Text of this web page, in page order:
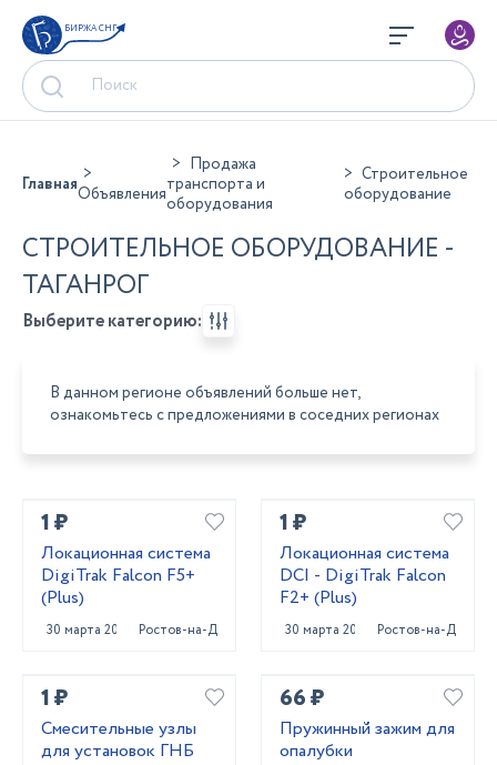
БИРЖА СНГ
ГлавнаяОбъявления
Продажа
транспорта и
оборудования
Строительное
оборудование
СТРОИТЕЛЬНОЕ ОБОРУДОВАНИЕ -
ТАГАНРОГ
Выберите категорию:
В данном регионе объявлений больше нет,
ознакомьтесь с предложениями в соседних регионах
1 ₽
Локационная система
DigiTrak Falcon F5+
(Plus)
30 марта 2023 Ростов-на-Дону
1 ₽
Локационная система
DCI - DigiTrak Falcon
F2+ (Plus)
30 марта 2023 Ростов-на-Дону
1 ₽
Смесительные узлы
для установок ГНБ
66 ₽
Пружинный зажим для
опалубки